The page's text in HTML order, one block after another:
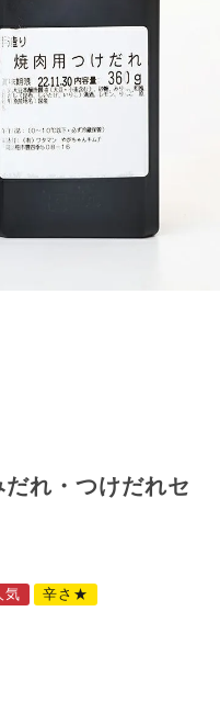
れ・つけだれセ
気 辛さ★